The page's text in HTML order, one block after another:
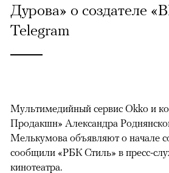
Дурова» о создателе
Telegram
Мультимедийный сервис Okko и
Продакшн» Александра
Мелькумова объявляют о начале
сообщили «РБК Стиль» в пресс-
кинотеатра.